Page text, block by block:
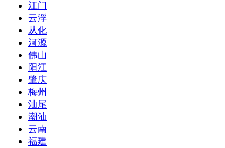
江门
云浮
从化
河源
佛山
阳江
肇庆
梅州
汕尾
潮汕
云南
福建